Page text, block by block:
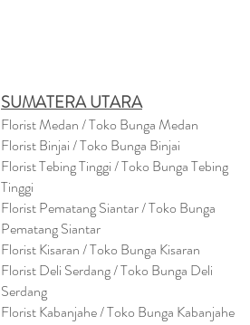
SUMATERA UTARA
Florist Medan / Toko Bunga Medan
Florist Binjai / Toko Bunga Binjai
Florist Tebing Tinggi / Toko Bunga Tebing
Tinggi
Florist Pematang Siantar / Toko Bunga
Pematang Siantar
Florist Kisaran / Toko Bunga Kisaran
Florist Deli Serdang / Toko Bunga Deli
Serdang
Florist Kabanjahe / Toko Bunga Kabanjahe